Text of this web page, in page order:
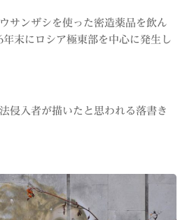
サンザシを使った密造薬品を飲ん
末にロシア極東部を中心に発生し
侵入者が描いたと思われる落書き